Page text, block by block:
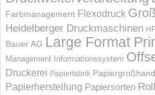
Farbmanagement Flexodruck
Heidelberger Druckmaschinen
Bauer AG Large Format
Management Informations­system
Druckerei Papierfabrik
Papierherstellung Papiersorten